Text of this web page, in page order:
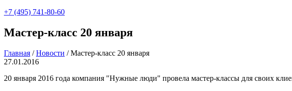
+7 (495) 741-80-60
Мастер-класс 20 января
Главная /Новости /Мастер-класс 20 января
27.01.2016
20 января 2016 года компания "Нужные люди" провела мастер-классы для своих